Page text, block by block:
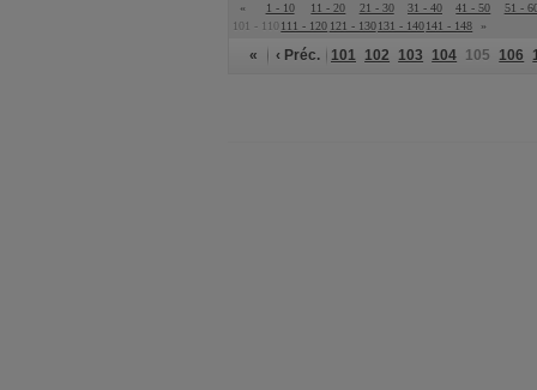
« 1 - 10 11 - 20 21 - 30 31 - 40 41 - 50
51 -
101 - 110111 - 120 121 - 130 131 - 140141 - 148 »
« ‹ Préc. 101 102 103 104 105 106